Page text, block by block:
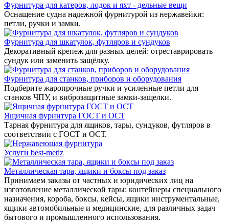
Фурнитура для катеров, лодок и яхт - дельные вещи
Оснащение судна надежной фурнитурой из нержавейки:
петли, ручки и замки.
Фурнитура для шкатулок, футляров и сундуков
Декоративный крепеж для разных целей: отреставрировать
сундук или заменить защёлку.
Фурнитура для станков, приборов и оборудования
Подберите жаропрочные ручки и усиленные петли для
станков ЧПУ, и виброзащитные замки-защелки.
Ящичная фурнитура ГОСТ и ОСТ
Тарная фурнитура для ящиков, тары, сундуков, футляров в
соответствии с ГОСТ и ОСТ.
Услуги best-metiz
Металлическая тара, ящики и боксы под заказ
Принимаем заказы от частных и юридических лиц на
изготовление металлической тары: контейнеры специального
назначения, короба, боксы, кейсы, ящики инструментальные,
ящики автомобильные и медицинские, для различных задач
бытового и промышленного использования.